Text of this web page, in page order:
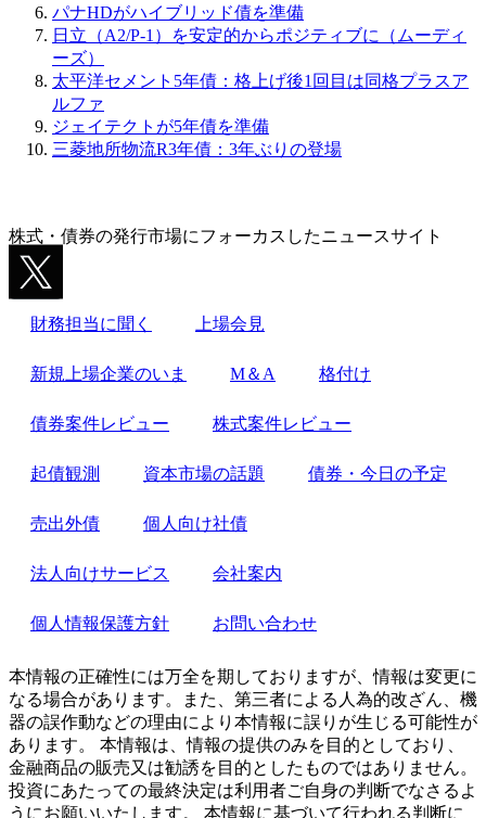
パナHDがハイブリッド債を準備
日立（A2/P-1）を安定的からポジティブに（ムーディ
ーズ）
太平洋セメント5年債：格上げ後1回目は同格プラスア
ルファ
ジェイテクトが5年債を準備
三菱地所物流R3年債：3年ぶりの登場
株式・債券の発行市場にフォーカスしたニュースサイト
財務担当に聞く 上場会見
新規上場企業のいま M＆A 格付け
債券案件レビュー 株式案件レビュー
起債観測 資本市場の話題 債券・今日の予定
売出外債 個人向け社債
法人向けサービス 会社案内
個人情報保護方針 お問い合わせ
本情報の正確性には万全を期しておりますが、情報は変更に
なる場合があります。また、第三者による人為的改ざん、機
器の誤作動などの理由により本情報に誤りが生じる可能性が
あります。 本情報は、情報の提供のみを目的としており、
金融商品の販売又は勧誘を目的としたものではありません。
投資にあたっての最終決定は利用者ご自身の判断でなさるよ
うにお願いいたします。 本情報に基づいて行われる判断に